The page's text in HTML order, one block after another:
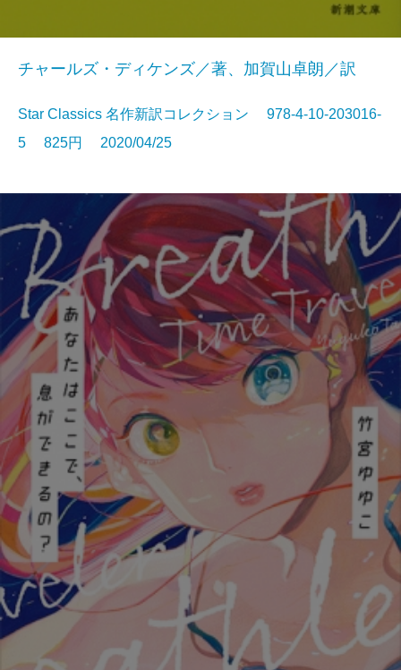
チャールズ・ディケンズ／著、加賀山卓朗／訳
Star Classics 名作新訳コレクション 978-4-10-203016-
5 825円 2020/04/25